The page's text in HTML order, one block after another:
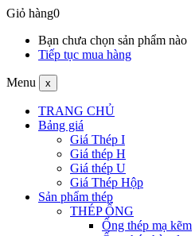
Giỏ hàng0
Bạn chưa chọn sản phẩm nào
Tiếp tục mua hàng
Menu x
TRANG CHỦ
Bảng giá
Giá Thép I
Giá thép H
Giá thép U
Giá Thép Hộp
Sản phẩm thép
THÉP ỐNG
Ống thép mạ kẽm